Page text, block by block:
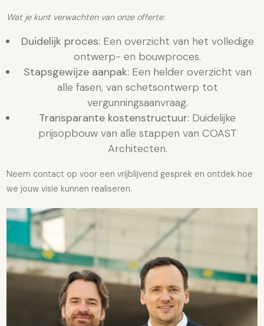
Wat je kunt verwachten van onze offerte:
Duidelijk proces:Een overzicht van het volledige
ontwerp- en bouwproces.
Stapsgewijze aanpak:Een helder overzicht van
alle fasen, van schetsontwerp tot
vergunningsaanvraag.
Transparante kostenstructuur: Duidelijke
prijsopbouw van alle stappen van COAST
Architecten.
Neem contact op voor een vrijblijvend gesprek en ontdek hoe
we jouw visie kunnen realiseren.